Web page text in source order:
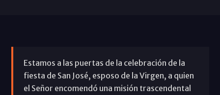
Estamos a las puertas de la celebración de la
fiesta de San José, esposo de la Virgen, a quien
el Señor encomendó una misión trascendental